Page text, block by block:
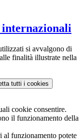
si avvalgono di
finalità illustrate nella
tutti i cookies
cookie consentire.
il funzionamento della
al funzionamento potete